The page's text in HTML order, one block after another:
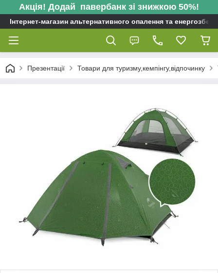
Акція! Додай павербанк зі знижкою 50%!
Інтернет-магазин альтернативного опалення та
Презентації Товари для туризму,кемпінгу,відпочинку